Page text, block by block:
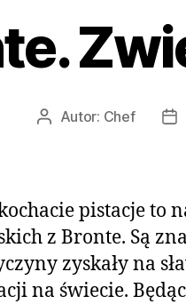
AutorAutor: Chef
pistacje to
z Bronte. Są
zyskały na
na świecie.